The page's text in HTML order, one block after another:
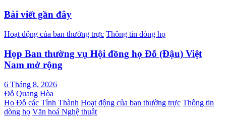
Bài viết gần đây
Hoạt động của ban thường trực Thông tin dòng họ
Họp Ban thường vụ Hội đồng họ Đỗ (Đậu) Việt
Nam mở rộng
6 Tháng 8, 2026
Đỗ Quang Hòa
Họ Đỗ các Tỉnh Thành Hoạt động của ban thường trực Thông tin
dòng họ Văn hoá Nghệ thuật